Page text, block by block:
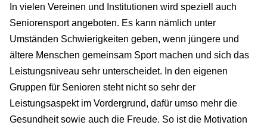
In vielen Vereinen und Institutionen wird speziell auch
Seniorensport angeboten. Es kann nämlich unter
Umständen Schwierigkeiten geben, wenn jüngere und
ältere Menschen gemeinsam Sport machen und sich das
Leistungsniveau sehr unterscheidet. In den eigenen
Gruppen für Senioren steht nicht so sehr der
Leistungsaspekt im Vordergrund, dafür umso mehr die
Gesundheit sowie auch die Freude. So ist die Motivation